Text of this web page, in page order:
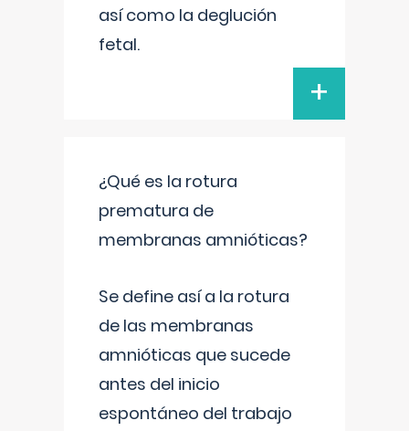
así como la deglución
fetal.
+
¿Qué es la rotura
prematura de
membranas amnióticas?
Se define así a la rotura
de las membranas
amnióticas que sucede
antes del inicio
espontáneo del trabajo